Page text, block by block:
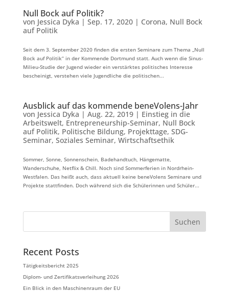
Null Bock auf Politik?
von Jessica Dyka | Sep. 17, 2020| Corona, Null Bock
auf Politik
Seit dem 3. September 2020 finden die ersten Seminare zum Thema „Null
Bock auf Politik“ in der Kommende Dortmund statt. Auch wenn die Sinus-
Milieu-Studie der Jugend wieder ein verstärktes politisches Interesse
bescheinigt, verstehen viele Jugendliche die politischen...
Ausblick auf das kommende beneVolens-Jahr
von Jessica Dyka | Aug. 22, 2019| Einstieg in die
Arbeitswelt, Entrepreneurship-Seminar, Null Bock
auf Politik, Politische Bildung, Projekttage, SDG-
Seminar, Soziales Seminar, Wirtschaftsethik
Sommer, Sonne, Sonnenschein, Badehandtuch, Hängematte,
Wanderschuhe, Netflix & Chill. Noch sind Sommerferien in Nordrhein-
Westfalen. Das heißt auch, dass aktuell keine beneVolens Seminare und
Projekte stattfinden. Doch während sich die Schülerinnen und Schüler...
Suchen
Recent Posts
Tätigkeitsbericht 2025
Diplom- und Zertifikatsverleihung 2026
Ein Blick in den Maschinenraum der EU